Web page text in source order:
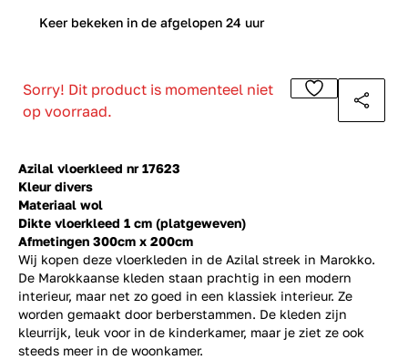
Azilal vloerkleed nr 17623
Kleur divers
Materiaal wol
Dikte vloerkleed 1 cm (platgeweven)
Afmetingen 300cm x 200cm
Wij kopen deze vloerkleden in de Azilal streek in Marokko.
De Marokkaanse kleden staan prachtig in een modern
interieur, maar net zo goed in een klassiek interieur. Ze
worden gemaakt door berberstammen. De kleden zijn
kleurrijk, leuk voor in de kinderkamer, maar je ziet ze ook
steeds meer in de woonkamer.
Keer bekeken in de afgelopen 24 uur
Sorry! Dit product is momenteel niet
op voorraad.